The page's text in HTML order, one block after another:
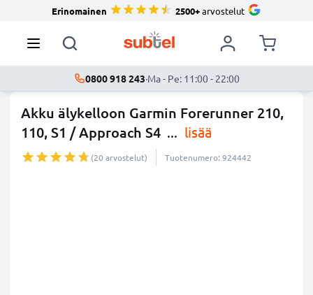
Erinomainen 2500+arvostelut
0800 918 243·Ma - Pe: 11:00 - 22:00
Akku älykelloon Garmin Forerunner 210,
110, S1 / Approach S4 ... lisää
(20 arvostelut) Tuotenumero: 924442